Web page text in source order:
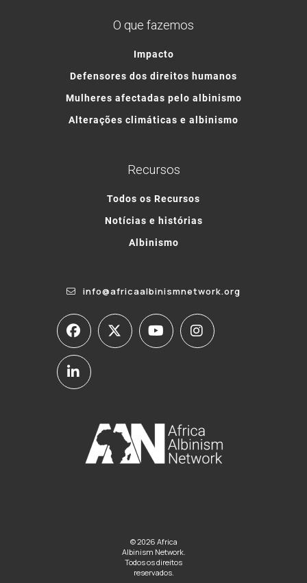
O que fazemos
Impacto
Defensores dos direitos humanos
Mulheres afectadas pelo albinismo
Alterações climáticas e albinismo
Recursos
Todos os Recursos
Notícias e histórias
Albinismo
info@africaalbinismnetwork.org
© 2026 Africa
Albinism Network.
Todos os direitos
reservados.